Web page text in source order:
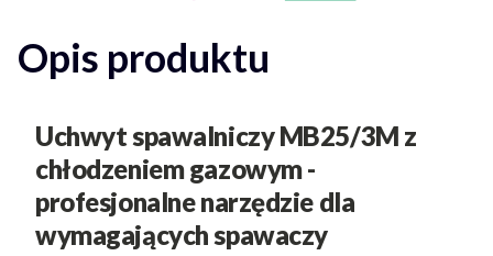
Opis produktu
Uchwyt spawalniczy MB25/3M z
chłodzeniem gazowym-
profesjonalne narzędzie dla
wymagających spawaczy